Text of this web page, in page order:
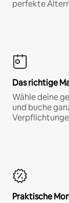
perfekte
Das richtige
Wähle deine
und buche
Praktische